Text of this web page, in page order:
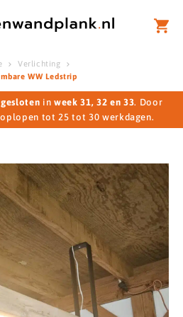
Verlichting
WW Ledstrip
inweek 31, 32 en 33. Door
tot 25 tot 30 werkdagen.